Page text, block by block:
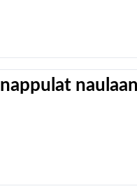
naulaan